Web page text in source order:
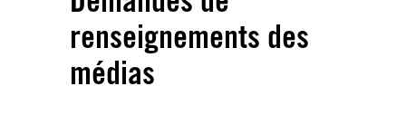
renseignements des
médias